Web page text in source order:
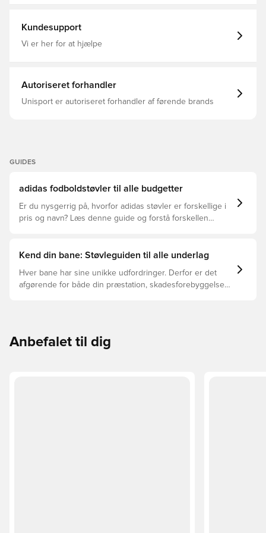
snøringssystem MG-knopper til både naturgræsbaner og
kunstgræsbaner. Bemærk: adidas oplyser, at ydersålens
farve kan aftage ved brug.
Kundesupport
Vi er her for at hjælpe
Autoriseret forhandler
Unisport er autoriseret forhandler af førende brands
GUIDES
adidas fodboldstøvler til alle budgetter
Er du nysgerrig på, hvorfor adidas støvler er forskellige i
pris og navn? Læs denne guide og forstå forskellen
Kend din bane: Støvleguiden til alle underlag
Hver bane har sine unikke udfordringer. Derfor er det
afgørende for både din præstation, skadesforebyggelse
Anbefalet til dig